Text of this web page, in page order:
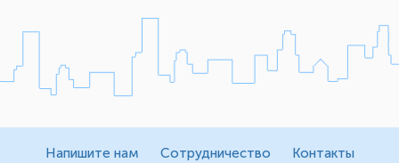
Напишите нам Сотрудничество Контакты